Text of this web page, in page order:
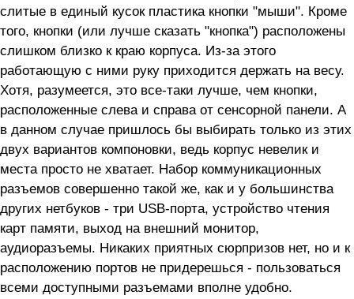
слитые в единый кусок пластика кнопки "мыши". Кроме
того, кнопки (или лучше сказать "кнопка") расположены
слишком близко к краю корпуса. Из-за этого
работающую с ними руку приходится держать на весу.
Хотя, разумеется, это все-таки лучше, чем кнопки,
расположенные слева и справа от сенсорной панели. А
в данном случае пришлось бы выбирать только из этих
двух вариантов компоновки, ведь корпус невелик и
места просто не хватает. Набор коммуникационных
разъемов совершенно такой же, как и у большинства
других нетбуков - три USB-порта, устройство чтения
карт памяти, выход на внешний монитор,
аудиоразъемы. Никаких приятных сюрпризов нет, но и к
расположению портов не придерешься - пользоваться
всеми доступными разъемами вполне удобно.